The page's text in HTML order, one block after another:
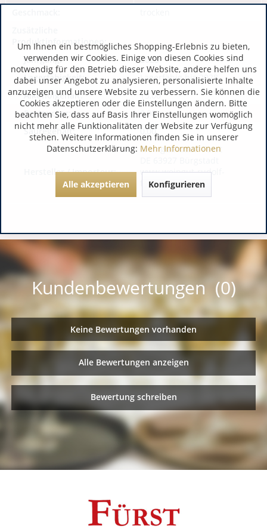
Produktinformationen:
Jahrgang:
2023
Lagerfähigkeit:
Lagerfähig bis 2028
Alkoholgehalt:
13,00
Restzucker:
0,00
Säuregehalt:
0,00
Hersteller / Importeur:
WeingutRudolf Fürst
www.weingut-rudolf-
fuerst.de
Kundenbewertungen (0)
Keine Bewertungen vorhanden
Alle Bewertungen anzeigen
Bewertung schreiben
Um Ihnen ein bestmögliches Shopping-Erlebnis zu bieten,
verwenden wir Cookies. Einige von diesen Cookies sind
notwendig für den Betrieb dieser Website, andere helfen uns
dabei unser Angebot zu analysieren, personalisierte Inhalte
anzuzeigen und unsere Website zu verbessern. Sie können die
Cookies akzeptieren oder die Einstellungen ändern. Bitte
beachten Sie, dass auf Basis Ihrer Einstellungen womöglich
nicht mehr alle Funktionalitäten der Website zur Verfügung
stehen. Weitere Informationen finden Sie in unserer
Datenschutzerklärung: Mehr Informationen
Alle akzeptieren Konfigurieren